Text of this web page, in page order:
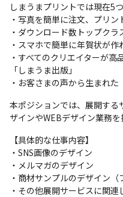
しまうまプリントでは現在5
・写真を簡単に注文、プリン
・ダウンロード数トップクラ
・スマホで簡単に年賀状が作
・すべてのクリエイターが
「しまうま出版」
・お客さまの声から生まれた
本ポジションでは、展開す
ザインやWEBデザイン業務を
【具体的な仕事内容】
・SNS画像のデザイン
・メルマガのデザイン
・商材サンプルのデザイン（
・その他展開サービスに関連